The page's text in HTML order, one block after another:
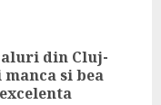
din Cluj-
si bea